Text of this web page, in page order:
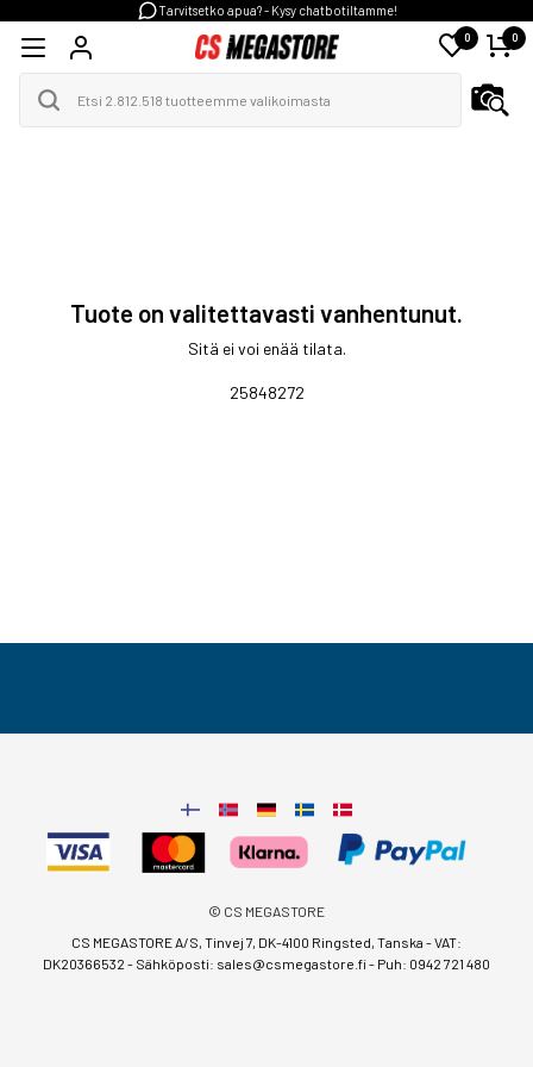
Tarvitsetko apua? - Kysy chatbotiltamme!
0 0
Tuote on valitettavasti vanhentunut.
Sitä ei voi enää tilata.
25848272
© CS MEGASTORE
CS MEGASTORE A/S, Tinvej 7, DK-4100 Ringsted, Tanska - VAT:
DK20366532 - Sähköposti: sales@csmegastore.fi- Puh: 0942 721 480